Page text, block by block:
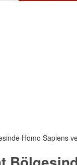
Homo Sapiens